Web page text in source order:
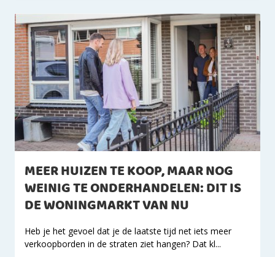
MEER HUIZEN TE KOOP, MAAR NOG
WEINIG TE ONDERHANDELEN: DIT IS
DE WONINGMARKT VAN NU
Heb je het gevoel dat je de laatste tijd net iets meer
verkoopborden in de straten ziet hangen? Dat kl...